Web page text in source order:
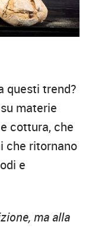
questi trend?
materie
cottura, che
che ritornano
e
ma alla